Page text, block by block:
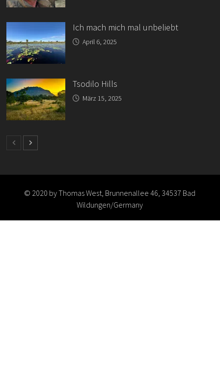
Ich mach mich mal unbeliebt
April 6, 2025
Tsodilo Hills
März 15, 2025
© 2020 by Thomas West, Brunnenallee 46, 34537 Bad
Wildungen/Germany